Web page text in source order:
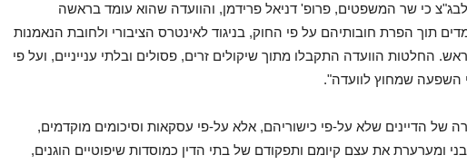
כי שר המשפטים, פרופ' דניאל פרידמן, והוועדה שהוא עומד בראשה
תוך הפרת חובותיהם על פי החוק, בניגוד לאינטרס הציבורי ולחובת הנאמנות
החלטות הוועדה התקבלו מתוך שיקולים זרים, פסולים ובלתי ענייניים, ועל פי
השפעה שמחוץ לוועדה".
של הדיינים שלא על-פי כישוריהם, אלא על-פי עסקאות וסיכומים מוקדמים,
ומערערת את עצם קיומם ותפקודם של בתי הדין כמוסדות שיפוטיים הוגנים,